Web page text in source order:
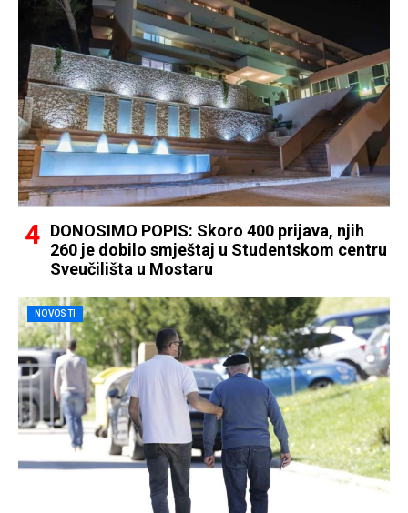
DONOSIMO POPIS: Skoro 400 prijava, njih
260 je dobilo smještaj u Studentskom centru
Sveučilišta u Mostaru
NOVOSTI